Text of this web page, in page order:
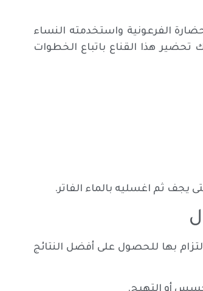
الفرعونية واستخدمته النساء
تحضير هذا القناع باتباع الخطوات
ثم اغسليه بالماء الفاتر.
بها للحصول على أفضل النتائج